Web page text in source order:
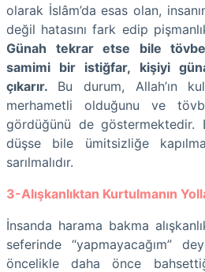
olarak İslâm’da esas olan,
değil hatasını fark edip
Günah tekrar etse bile tövbe
samimi bir istiğfar, kişiyi
çıkarır. Bu durum, Allah’ın
merhametli olduğunu ve
gördüğünü de göstermektedir.
düşse bile ümitsizliğe
sarılmalıdır.
3-Alışkanlıktan Kurtulmanın
İnsanda harama bakma
seferinde “yapmayacağım”
öncelikle daha önce